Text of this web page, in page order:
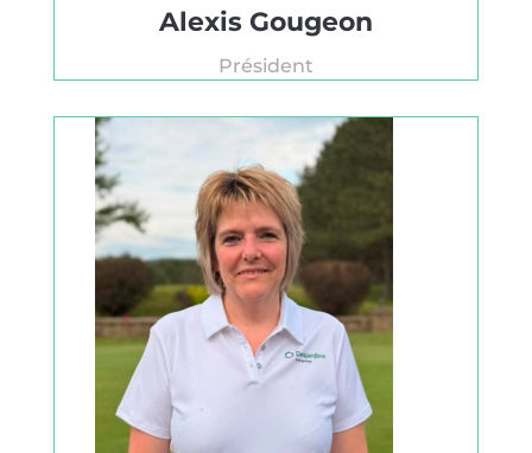
Alexis Gougeon
Président